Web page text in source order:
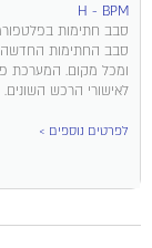
H - BPM
סבב חתימות
לאישורי הרכש השונים.
לפרטים נוספים >